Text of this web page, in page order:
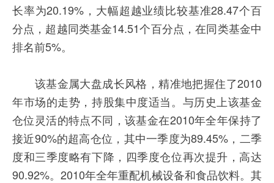
长率为20.19%，大幅超越业绩比较基准28.47个百
分点，超越同类基金14.51个百分点，在同类基金中
排名前5%。
该基金属大盘成长风格，精准地把握住了2010
年市场的走势，持股集中度适当。与历史上该基金
仓位灵活的特点不同，该基金在2010年全年保持了
接近90%的超高仓位，其中一季度为89.45%，二季
度和三季度略有下降，四季度仓位再次提升，高达
90.92%。2010年全年重配机械设备和食品饮料。其